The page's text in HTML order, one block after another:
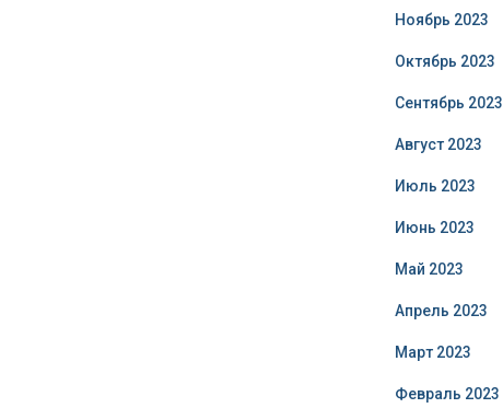
Ноябрь 2023
Октябрь 2023
Сентябрь 2023
Август 2023
Июль 2023
Июнь 2023
Май 2023
Апрель 2023
Март 2023
Февраль 2023